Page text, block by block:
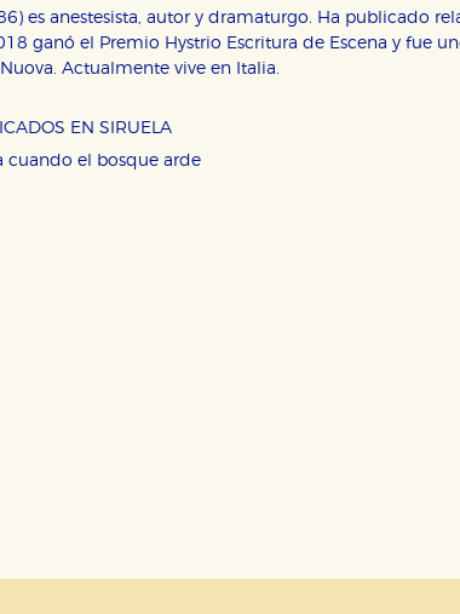
es anestesista, autor y dramaturgo. Ha publicado
ganó el Premio Hystrio Escritura de Escena y fue
Actualmente vive en Italia.
EN SIRUELA
cuando el bosque arde